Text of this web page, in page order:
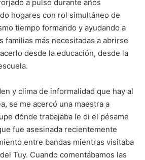
a pulso durante años
hogares con rol simultáneo de
tiempo formando y ayudando a
familias más necesitadas a abrirse
desde la educación, desde la
y clima de informalidad que hay al
se me acercó una maestra a
dónde trabajaba le di el pésame
fue asesinada recientemente
entre bandas mientras visitaba
Tuy. Cuando comentábamos las